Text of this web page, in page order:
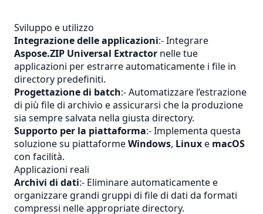
Sviluppo e utilizzo
Integrazione delle applicazioni:- Integrare
Aspose.ZIP Universal Extractor nelle tue
applicazioni per estrarre automaticamente i file in
directory predefiniti.
Progettazione di batch:- Automatizzare l’estrazione
di più file di archivio e assicurarsi che la produzione
sia sempre salvata nella giusta directory.
Supporto per la piattaforma:- Implementa questa
soluzione su piattaformeWindows, Linuxe macOS
con facilità.
Applicazioni reali
Archivi di dati:- Eliminare automaticamente e
organizzare grandi gruppi di file di dati da formati
compressi nelle appropriate directory.